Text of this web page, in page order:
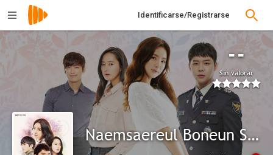
Identificarse/Registrarse
--
Sin valorar
Naemsaereul Boneun Sonyeo